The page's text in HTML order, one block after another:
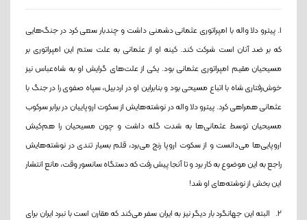
1. پیترو دلا واله با امپراتوری عثمانی دشمنی داشت و چندبار سعی کرد در جنگ‌هایی
که بر ضد آنان است شرکت کند. کینه او از عثمانی به علت ستم این امپراتوری بر
مسیحیان مقیم امپراتوری عثمانی بود. یکی از علت‌های گرایش او به شاه‌عباس نیز
خوش‌رفتاری شاه با اتباع مسیحی بود و بنابراین او در اردبیل، سپاه صفوی را در جنگ با
عثمانی همراهی کرد. پیترو دلا واله در نوشته‌هایش از سکوت اروپاییان در برابر سرکوب
مسیحیان توسط عثمانی‌ها به شدت گله داشت و چون مسیحیان را هم‌کیش
اروپایی‌ها می‌دانست و از سکوت اروپا رنج می‌برد، قلم بسیار تندی در نوشته‌هایش
راجع به این موضوع به کار برد و تا آنجا پیش رفت که دستگاه سانسور وقت، مانع انتشار
این بخش از نوشته‌های او شد!
2. البته این جهانگرد بار دیگر نیز به ایران سفر می‌کند که مقارن است با نبرد ایران برای